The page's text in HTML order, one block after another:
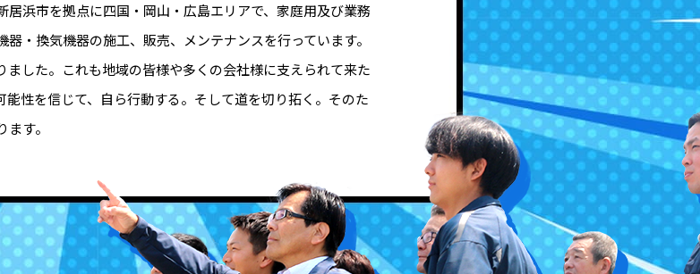
居浜市を拠点に四国・岡山・広島エリアで、家庭用及び業務
・換気機器の施工、販売、メンテナンスを行っています。
ました。これも地域の皆様や多くの会社様に支えられて来た
能性を信じて、自ら行動する。そして道を切り拓く。そのた
す。